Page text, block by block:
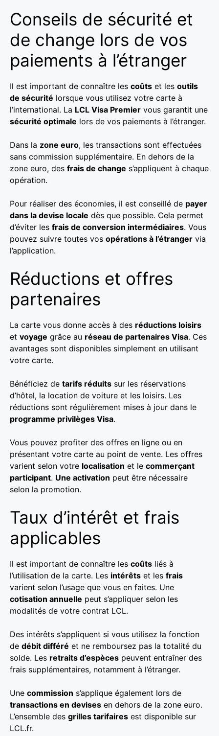
Conseils de sécurité et
de change lors de vos
paiements à l’étranger
Il est important de connaître les coûts et les outils
de sécurité lorsque vous utilisez votre carte à
l’international. La LCL Visa Premier vous garantit une
sécurité optimale lors de vos paiements à l’étranger.
Dans la zone euro, les transactions sont effectuées
sans commission supplémentaire. En dehors de la
zone euro, des frais de change s’appliquent à chaque
opération.
Pour réaliser des économies, il est conseillé de payer
dans la devise locale dès que possible. Cela permet
d’éviter les frais de conversion intermédiaires. Vous
pouvez suivre toutes vos opérations à l’étranger via
l’application.
Réductions et offres
partenaires
La carte vous donne accès à des réductions loisirs
et voyage grâce au réseau de partenaires Visa. Ces
avantages sont disponibles simplement en utilisant
votre carte.
Bénéficiez de tarifs réduits sur les réservations
d’hôtel, la location de voiture et les loisirs. Les
réductions sont régulièrement mises à jour dans le
programme privilèges Visa.
Vous pouvez profiter des offres en ligne ou en
présentant votre carte au point de vente. Les offres
varient selon votre localisation et le commerçant
participant. Une activation peut être nécessaire
selon la promotion.
Taux d’intérêt et frais
applicables
Il est important de connaître les coûts liés à
l’utilisation de la carte. Les intérêts et les frais
varient selon l’usage que vous en faites. Une
cotisation annuelle peut s’appliquer selon les
modalités de votre contrat LCL.
Des intérêts s’appliquent si vous utilisez la fonction
de débit différé et ne remboursez pas la totalité du
solde. Les retraits d’espèces peuvent entraîner des
frais supplémentaires, notamment à l’étranger.
Une commission s’applique également lors de
transactions en devises en dehors de la zone euro.
L’ensemble des grilles tarifaires est disponible sur
LCL.fr.